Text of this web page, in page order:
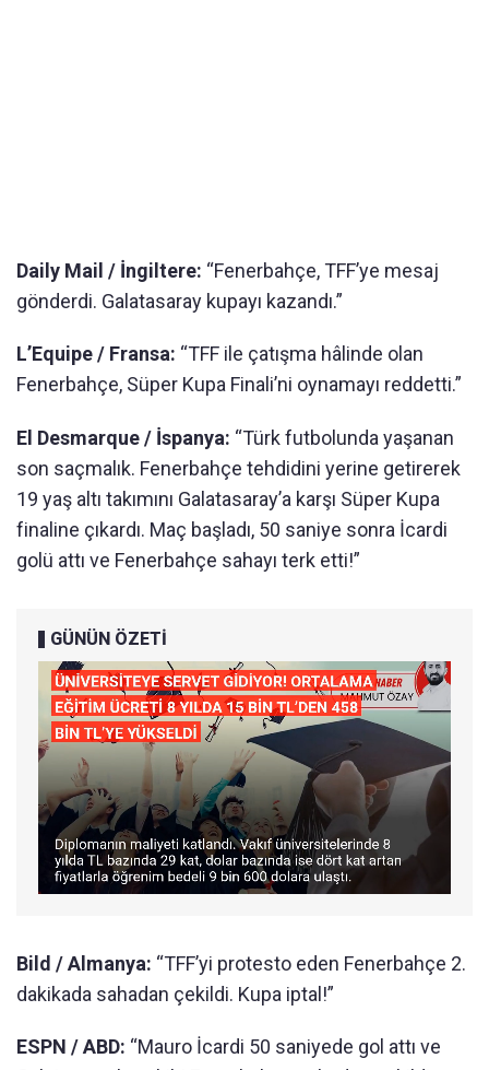
Daily Mail / İngiltere: “Fenerbahçe, TFF’ye mesaj
gönderdi. Galatasaray kupayı kazandı.”
L’Equipe / Fransa: “TFF ile çatışma hâlinde olan
Fenerbahçe, Süper Kupa Finali’ni oynamayı reddetti.”
El Desmarque / İspanya: “Türk futbolunda yaşanan
son saçmalık. Fenerbahçe tehdidini yerine getirerek
19 yaş altı takımını Galatasaray’a karşı Süper Kupa
finaline çıkardı. Maç başladı, 50 saniye sonra İcardi
golü attı ve Fenerbahçe sahayı terk etti!”
GÜNÜN ÖZETİ
Bild / Almanya: “TFF’yi protesto eden Fenerbahçe 2.
dakikada sahadan çekildi. Kupa iptal!”
ESPN / ABD: “Mauro İcardi 50 saniyede gol attı ve